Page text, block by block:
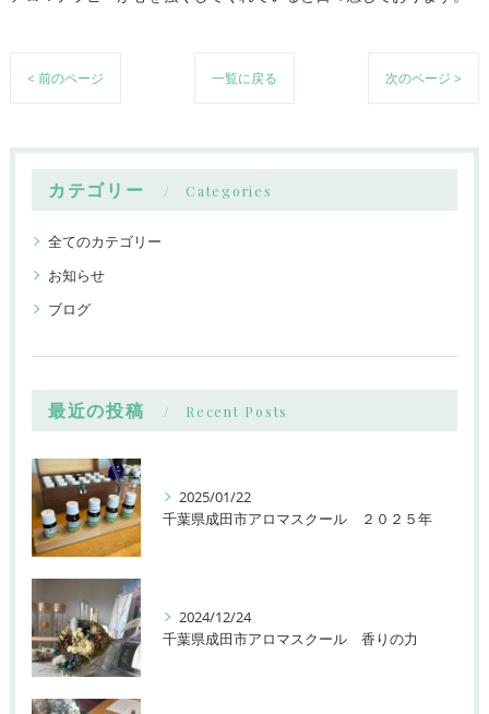
< 前のページ 一覧に戻る 次のページ >
カテゴリー Categories
全てのカテゴリー
お知らせ
ブログ
最近の投稿 Recent Posts
2025/01/22
千葉県成田市アロマスクール ２０２５年
2024/12/24
千葉県成田市アロマスクール 香りの力